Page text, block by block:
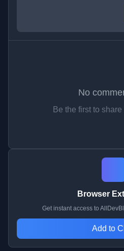
No
Be the first to
Browser
Get instant access to
Add to